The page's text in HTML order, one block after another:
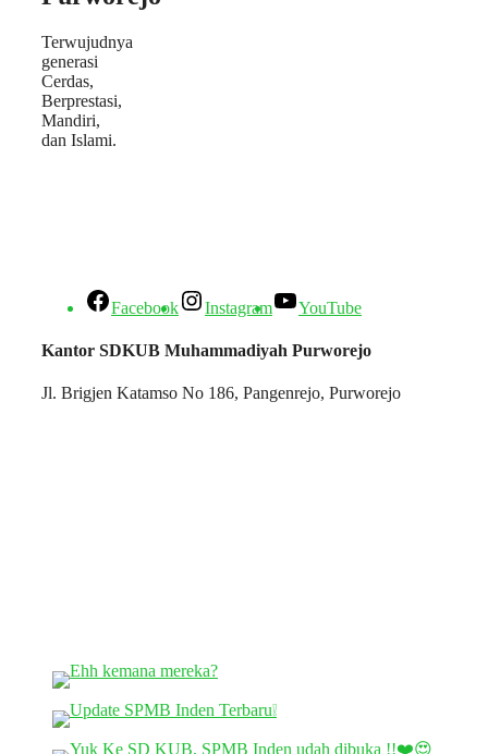
Terwujudnya
generasi
Cerdas,
Berprestasi,
Mandiri,
dan Islami.
Facebook Instagram YouTube
Kantor SDKUB Muhammadiyah Purworejo
Jl. Brigjen Katamso No 186, Pangenrejo, Purworejo